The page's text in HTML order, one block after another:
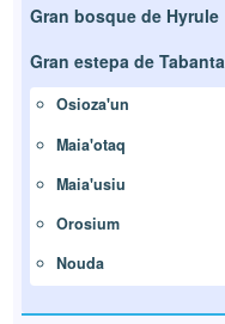
Gran bosque de Hyrule
Gran estepa de Tabanta
Osioza'un
Maia'otaq
Maia'usiu
Orosium
Nouda